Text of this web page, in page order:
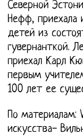
Северной
Нефф, приехала
детей из
гувернанткой.
приехал Карл
первым
100 лет ее
По материалам:
искусства-